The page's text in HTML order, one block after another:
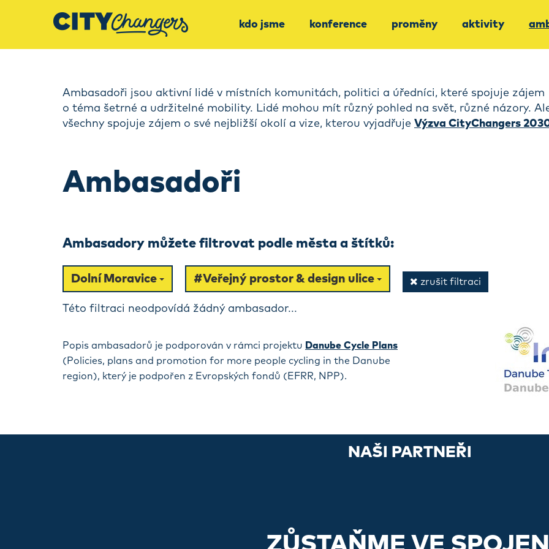
kdo jsme konference proměny aktivity
Ambasadoři jsou aktivní lidé v místních komunitách, politici a úředníci, které spojuje zájem
o téma šetrné a udržitelné mobility. Lidé mohou mít různý pohled na svět, různé názory.
všechny spojuje zájem o své nejbližší okolí a vize, kterou vyjadřuje Výzva CityChangers
Ambasadoři
Ambasadory můžete filtrovat podle města a štítků:
Dolní Moravice #Veřejný prostor & design ulice zrušit filtraci
Této filtraci neodpovídá žádný ambasador...
Popis ambasadorů je podporován v rámci projektu Danube Cycle Plans
(Policies, plans and promotion for more people cycling in the Danube
region), který je podpořen z Evropských fondů (EFRR, NPP).
NAŠI PARTNEŘI